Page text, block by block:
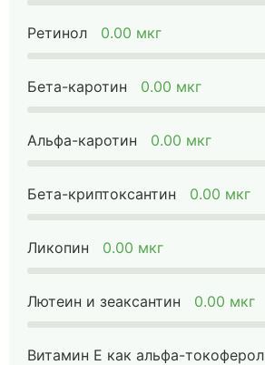
Ретинол 0.00 мкг
Бета-каротин 0.00 мкг
Альфа-каротин 0.00 мкг
Бета-криптоксантин 0.00 мкг
Ликопин 0.00 мкг
Лютеин и зеаксантин 0.00 мкг
Витамин Е как альфа-токоферол